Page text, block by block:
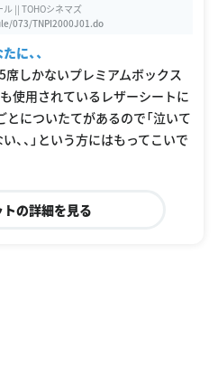
ル || TOHOシネマズ
073/TNPI2000J01.do
に、、
席しかないプレミアムボックス
使用されているレザーシートに
とについたてがあるので「泣いて
、、」という方にはもってこいで
トの詳細を見る